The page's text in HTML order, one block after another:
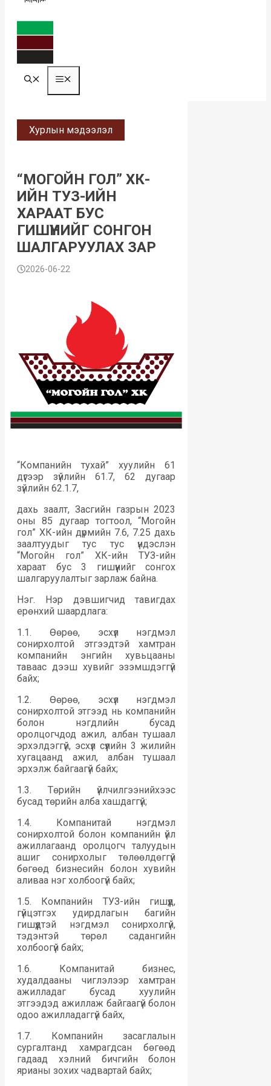
Хурлын мэдээлэл
“МОГОЙН ГОЛ” ХК-
ИЙН ТУЗ-ИЙН
ХАРААТ БУС
ГИШҮҮНИЙГ СОНГОН
ШАЛГАРУУЛАХ ЗАР
2026-06-22
“Компанийн тухай” хуулийн 61
дүгээр зүйлийн 61.7, 62 дугаар
зүйлийн 62.1.7,
дахь заалт, Засгийн газрын 2023
оны 85 дугаар тогтоол, “Могойн
гол” ХК-ийн дүрмийн 7.6, 7.25 дахь
заалтуудыг тус тус үндэслэн
“Могойн гол” ХК-ийн ТУЗ-ийн
хараат бус 3 гишүүнийг сонгох
шалгаруулалтыг зарлаж байна.
Нэг. Нэр дэвшигчид тавигдах
ерөнхий шаардлага:
1.1. Өөрөө, эсхүл нэгдмэл
сонирхолтой этгээдтэй хамтран
компанийн энгийн хувьцааны
таваас дээш хувийг эзэмшдэггүй
байх;
1.2. Өөрөө, эсхүл нэгдмэл
сонирхолтой этгээд нь компанийн
болон нэгдлийн бусад
оролцогчдод ажил, албан тушаал
эрхэлдэггүй, эсхүл сүүлийн 3 жилийн
хугацаанд ажил, албан тушаал
эрхэлж байгаагүй байх;
1.3. Төрийн үйлчилгээнийхээс
бусад төрийн алба хашдаггүй;
1.4. Компанитай нэгдмэл
сонирхолтой болон компанийн үйл
ажиллагаанд оролцогч талуудын
ашиг сонирхолыг төлөөлдөггүй
бөгөөд бизнесийн болон хувийн
аливаа нэг холбоогүй байх;
1.5. Компанийн ТУЗ-ийн гишүүд,
гүйцэтгэх удирдлагын багийн
гишүүдтэй нэгдмэл сонирхолгүй,
тэдэнтэй төрөл садангийн
холбоогүй байх;
1.6. Компанитай бизнес,
худалдааны чиглэлээр хамтран
ажилладаг бусад хуулийн
этгээдэд ажиллаж байгаагүй болон
одоо ажилладаггүй байх,
1.7. Компанийн засаглалын
сургалтанд хамрагдсан бөгөөд
гадаад хэлний бичгийн болон
ярианы зохих чадвартай байх;